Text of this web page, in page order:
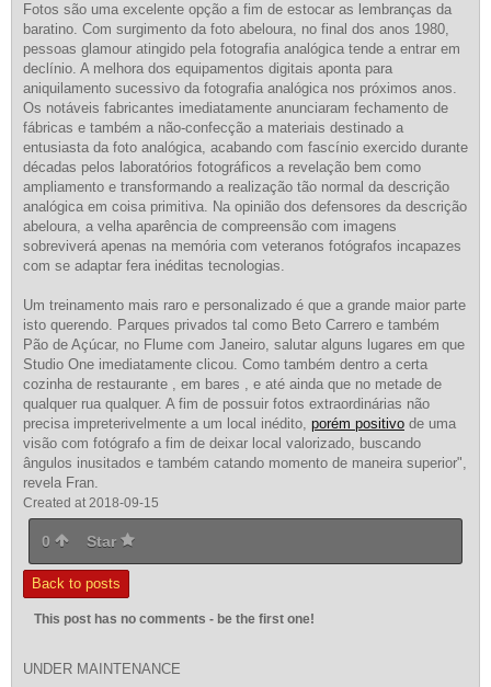
Fotos são uma excelente opção a fim de estocar as lembranças da
baratino. Com surgimento da foto abeloura, no final dos anos 1980,
pessoas glamour atingido pela fotografia analógica tende a entrar em
declínio. A melhora dos equipamentos digitais aponta para
aniquilamento sucessivo da fotografia analógica nos próximos anos.
Os notáveis fabricantes imediatamente anunciaram fechamento de
fábricas e também a não-confecção a materiais destinado a
entusiasta da foto analógica, acabando com fascínio exercido durante
décadas pelos laboratórios fotográficos a revelação bem como
ampliamento e transformando a realização tão normal da descrição
analógica em coisa primitiva. Na opinião dos defensores da descrição
abeloura, a velha aparência de compreensão com imagens
sobreviverá apenas na memória com veteranos fotógrafos incapazes
com se adaptar fera inéditas tecnologias.
Um treinamento mais raro e personalizado é que a grande maior parte
isto querendo. Parques privados tal como Beto Carrero e também
Pão de Açúcar, no Flume com Janeiro, salutar alguns lugares em que
Studio One imediatamente clicou. Como também dentro a certa
cozinha de restaurante , em bares , e até ainda que no metade de
qualquer rua qualquer. A fim de possuir fotos extraordinárias não
precisa impreterivelmente a um local inédito, porém positivo de uma
visão com fotógrafo a fim de deixar local valorizado, buscando
ângulos inusitados e também catando momento de maneira superior",
revela Fran.
Created at 2018-09-15
0 Star
Back to posts
This post has no comments - be the first one!
UNDER MAINTENANCE